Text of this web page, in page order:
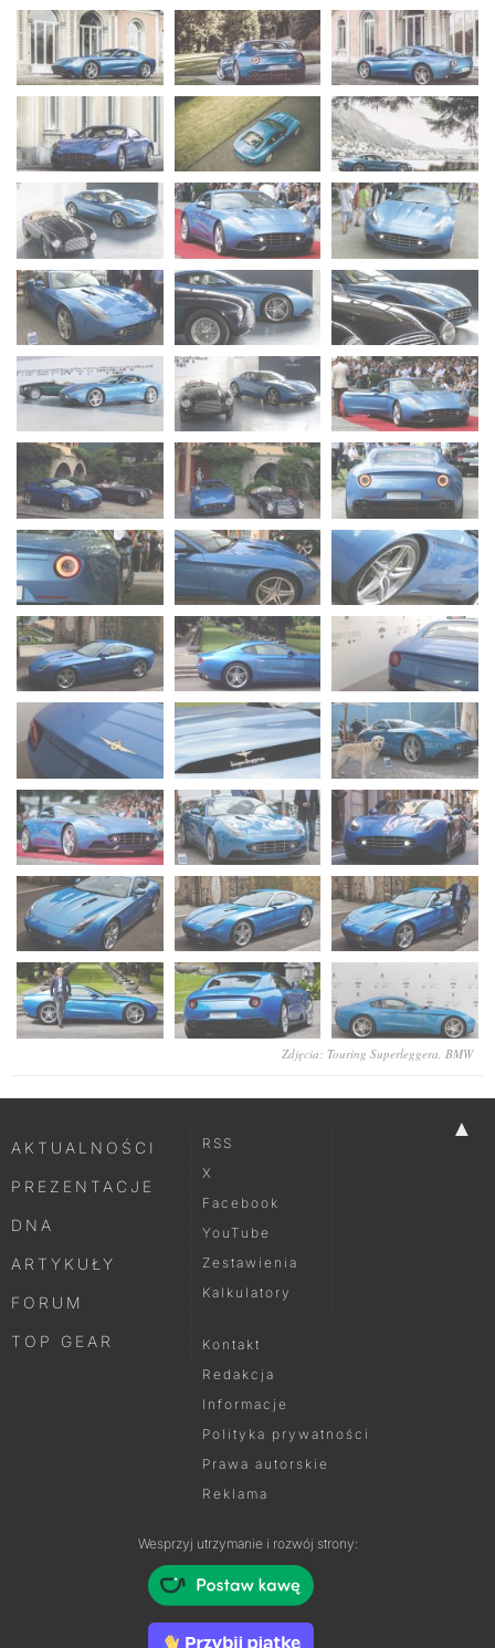
Zdjęcia: Touring Superleggera, BMW
▲
AKTUALNOŚCI
PREZENTACJE
DNA
ARTYKUŁY
FORUM
TOP GEAR
RSS
X
Facebook
YouTube
Zestawienia
Kalkulatory
Kontakt
Redakcja
Informacje
Polityka prywatności
Prawa autorskie
Reklama
Wesprzyj utrzymanie i rozwój strony: